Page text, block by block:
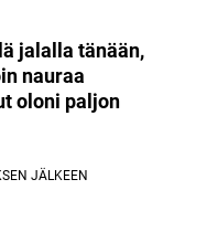
jalalla tänään,
nauraa
oloni paljon